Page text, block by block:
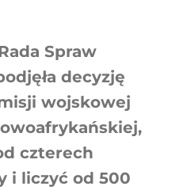
Spraw
decyzję
wojskowej
czterech
i liczyć od 500